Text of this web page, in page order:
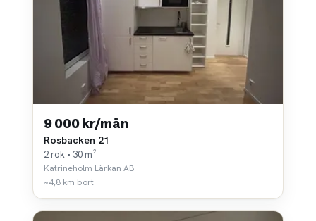
9 000 kr/mån
Rosbacken 21
2 rok • 30 m²
Katrineholm Lärkan AB
~4,8 km bort